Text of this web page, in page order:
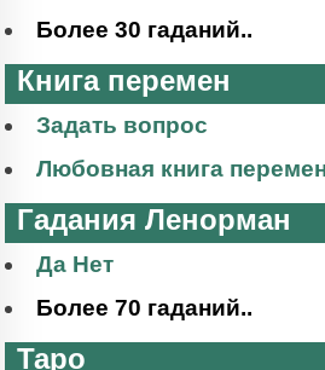
Более 30 гаданий..
Книга перемен
Задать вопрос
Любовная книга
Гадания Ленорман
Да Нет
Более 70 гаданий..
Таро